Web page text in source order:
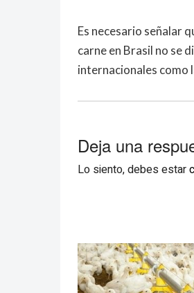
Es necesario señalar
carne en Brasil no se
internacionales como
Deja una
Lo siento, debes estar